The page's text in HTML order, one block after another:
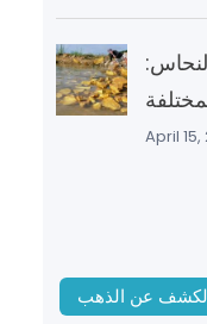
April 15,
عن الذهب